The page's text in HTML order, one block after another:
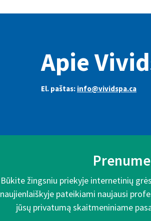
Apie
El. paštas: info@vividspa.ca
Būkite žingsniu priekyje internetinių
naujienlaiškyje pateikiami naujausi
jūsų privatumą skaitmeniniame